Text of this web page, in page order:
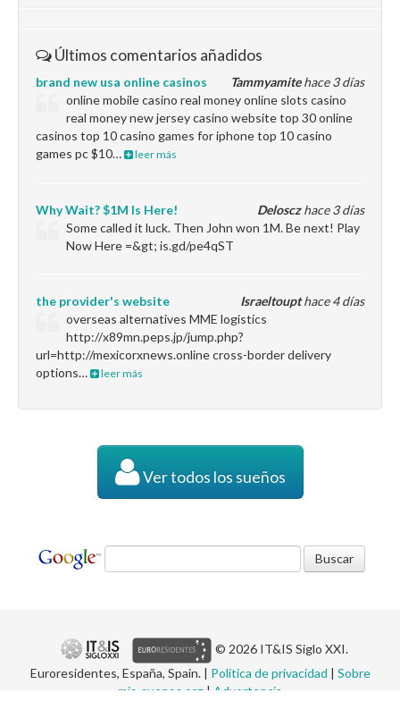
Últimos comentarios añadidos
Tammyamitehace 3 días
brand new usa online casinos
online mobile casino real money online slots casino
real money new jersey casino website top 30 online
casinos top 10 casino games for iphone top 10 casino
games pc $10…
leer más
Delosczhace 3 días
Why Wait? $1M Is Here!
Some called it luck. Then John won 1M. Be next! Play
Now Here =&gt; is.gd/pe4qST
Israeltoupthace 4 días
the provider's website
overseas alternatives MME logistics
http://x89mn.peps.jp/jump.php?
url=http://mexicorxnews.online cross-border delivery
options…
leer más
Ver todos los sueños
© 2026 IT&IS Siglo XXI.
Euroresidentes, España, Spain. | Política de privacidad | Sobre
mis-suenos.org | Advertencia